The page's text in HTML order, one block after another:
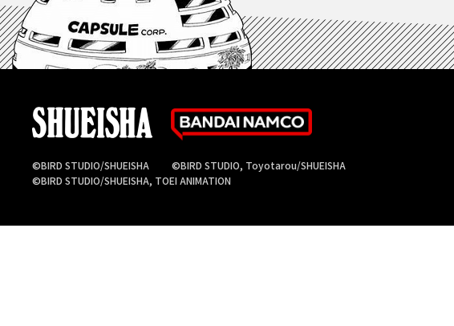
©BIRD STUDIO/SHUEISHA
©BIRD STUDIO, Toyotarou/SHUEISHA
©BIRD STUDIO/SHUEISHA, TOEI ANIMATION